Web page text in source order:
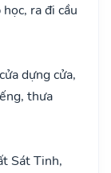
ra đi cầu
dựng cửa,
thưa
Sát Tinh,